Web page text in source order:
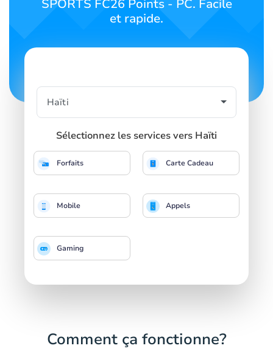
SPORTS FC26 Points - PC. Facile
et rapide.
Sélectionnez les services vers Haïti
Forfaits Carte Cadeau
Mobile Appels
Gaming
Comment ça fonctionne?